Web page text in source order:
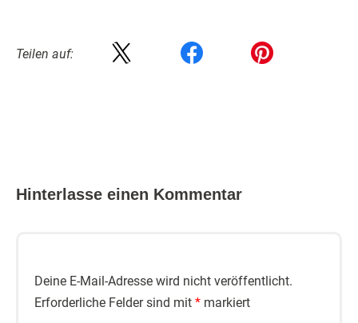
Teilen auf:
Hinterlasse einen Kommentar
Deine E-Mail-Adresse wird nicht veröffentlicht.
Erforderliche Felder sind mit * markiert